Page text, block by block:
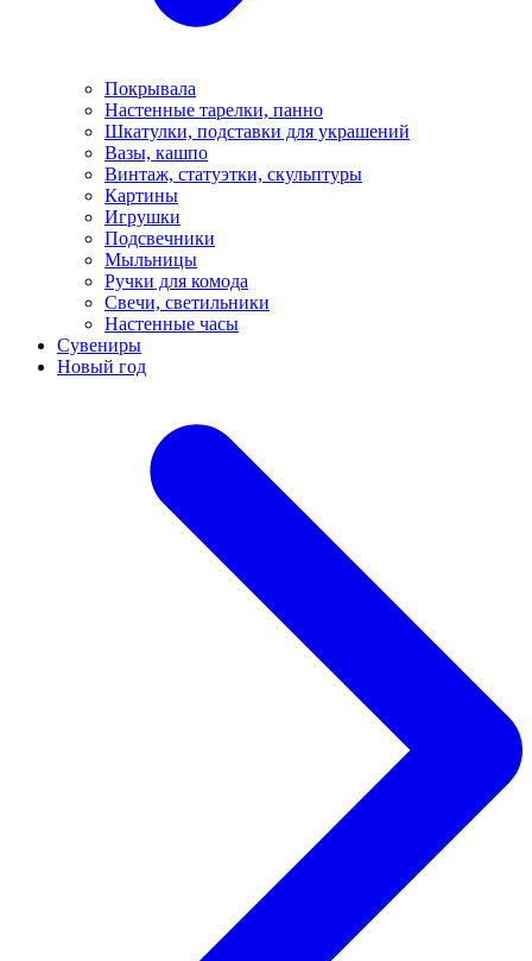
Покрывала
Настенные тарелки, панно
Шкатулки, подставки для украшений
Вазы, кашпо
Винтаж, статуэтки, скульптуры
Картины
Игрушки
Подсвечники
Мыльницы
Ручки для комода
Свечи, светильники
Настенные часы
Сувениры
Новый год